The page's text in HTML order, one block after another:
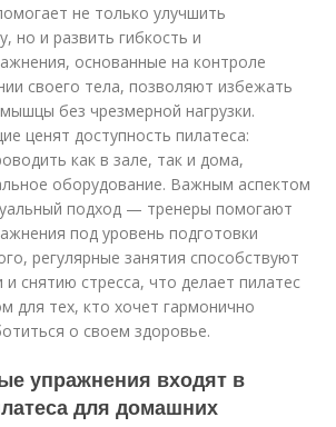
не только улучшить
но и развить гибкость и
основанные на контроле
своего тела, позволяют избежать
без чрезмерной нагрузки.
ценят доступность пилатеса:
как в зале, так и дома,
оборудование. Важным аспектом
подход — тренеры помогают
под уровень подготовки
регулярные занятия способствуют
снятию стресса, что делает пилатес
для тех, кто хочет гармонично
о своем здоровье.
упражнения входят в
для домашних